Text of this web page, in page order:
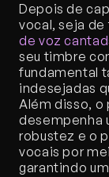
Depois de
vocal, seja de
de voz
seu timbre
fundamental
indesejadas
Além disso,
desempenha
robustez e o
vocais por
garantindo